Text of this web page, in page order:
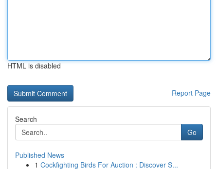
HTML is disabled
Report Page
Search
Go
Published News
1 Cockfighting Birds For Auction : Discover S...